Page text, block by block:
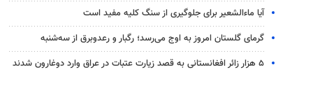
آیا ماءالشعیر برای جلوگیری از سنگ کلیه مفید است
گرمای گلستان امروز به اوج می‌رسد؛ رگبار و رعدوبرق از سه‌شنبه
۵ هزار زائر افغانستانی به قصد زیارت عتبات در عراق وارد دوغارون شدند